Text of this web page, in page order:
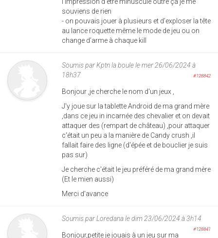
souviens de rien
- on pouvais jouer à plusieurs et d’exploser la tête
au lance roquette même le mode de jeu ou on
change d’arme à chaque kill
Soumis parKptn la boulele mer 26/06/2024 à
18h37
#128842
Bonjour ,je cherche le nom d'un jeux ,
J'y joue sur la tablette Android de ma grand mère
,dans ce jeu in incarnée des chevalier et on devait
attaquer des (rempart de château) ,pour attaquer
c'était un peu a la manière de Candy crush ,il
fallait faire des ligne (d'épée et de bouclier je suis
pas sur)
Je cherche c'était le jeu préféré de ma grand mère
(Et le mien aussi)
Merci d'avance
Soumis parLoredanale dim 23/06/2024 à 3h14
#128841
Bonjour,petite je jouais à un jeu sur ma